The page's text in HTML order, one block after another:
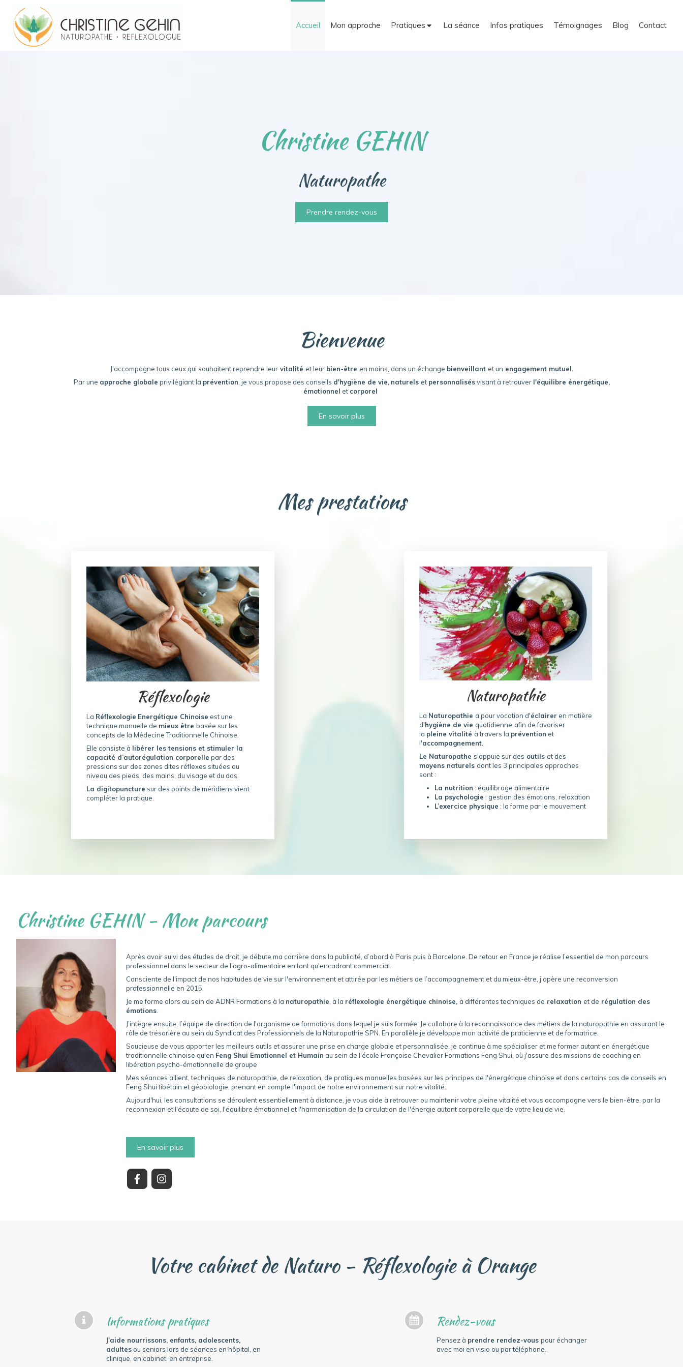
Accueil Mon approche Pratiques La séance Infos pratiques Témoignages Blog Contact
Christine GEHIN
Naturopathe
Prendre rendez-vous
Bienvenue
J'accompagne tous ceux qui souhaitent reprendre leurvitalité et leur bien-être en mains, dans un échange bienveillant et un engagement mutuel.
Par une approche globale privilégiant la prévention , je vous propose des conseils d'hygiène de vie, naturels et personnalisésvisant à retrouver l'équilibre énergétique,
émotionnel et corporel
En savoir plus
Mes prestations
Réflexologie
La Réflexologie Energétique Chinoise est une
technique manuelle de mieux êtrebasée sur les
concepts de la Médecine Traditionnelle Chinoise.
Elle consiste à libérer les tensions et stimuler la
capacité d’autorégulation corporelle par des
pressions sur des zones dites réflexes situées au
niveau des pieds, des mains, du visage et du dos.
La digitopuncture sur des points de méridiens vient
compléter la pratique.
Naturopathie
La Naturopathie a pour vocation d'éclairer en matière
d'hygiène de vie quotidienne afin de favoriser
la pleine vitalité à travers la prévention et
l'accompagnement.
Le Naturopathe s'appuie sur des outils et des
moyens naturels dont les 3 principales approches
sont :
La nutrition : équilibrage alimentaire
La psychologie : gestion des émotions, relaxation
L’exercice physique : la forme par le mouvement
Christine GEHIN - Mon parcours
Après avoir suivi des études de droit, je débute ma carrière dans la publicité, d’abord à Paris puis à Barcelone. De retour en France je réalise l’essentiel de mon parcours
professionnel dans le secteur de l'agro-alimentaire en tant qu'encadrant commercial.
Consciente de l'impact de nos habitudes de vie sur l'environnement et attirée par les métiers de l’accompagnement et du mieux-être, j’opère une reconversion
professionnelle en 2015.
Je me forme alors au sein de ADNR Formations à la naturopathie, à la réflexologie énergétique chinoise, à différentes techniques de relaxation et de régulation des
émotions.
J’intègre ensuite, l’équipe de direction de l'organisme de formations dans lequel je suis formée. Je collabore à la reconnaissance des métiers de la naturopathie en assurant le
rôle de trésorière au sein du Syndicat des Professionnels de la Naturopathie SPN. En parallèle je développe mon activité de praticienne et de formatrice.
Soucieuse de vous apporter les meilleurs outils et assurer une prise en charge globale et personnalisée, je continue à me spécialiser et me former autant en énergétique
traditionnelle chinoise qu'en Feng Shui Emotionnel et Humain au sein de l'école Françoise Chevalier Formations Feng Shui, où j'assure des missions de coaching en
libération psycho-émotionnelle de groupe
Mes séances allient, techniques de naturopathie, de relaxation, de pratiques manuelles basées sur les principes de l'énergétique chinoise et dans certains cas de conseils en
Feng Shui tibétain et géobiologie, prenant en compte l'impact de notre environnement sur notre vitalité.
Aujourd'hui, les consultations se déroulent essentiellement à distance, je vous aide à retrouver ou maintenir votre pleine vitalité et vous accompagne vers le bien-être, par la
reconnexion et l'écoute de soi, l'équilibre émotionnel et l'harmonisation de la circulation de l'énergie autant corporelle que de votre lieu de vie.
En savoir plus
Votre cabinet de Naturo - Réflexologie à Orange
Informations pratiques
J'aide nourrissons, enfants, adolescents,
adultes ou seniors lors de séances en hôpital, en
clinique, en cabinet, en entreprise.
Rendez-vous
Pensez à prendre rendez-vouspour échanger
avec moi en visio ou par téléphone.